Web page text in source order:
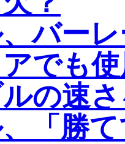
バー
でも
の速
「勝